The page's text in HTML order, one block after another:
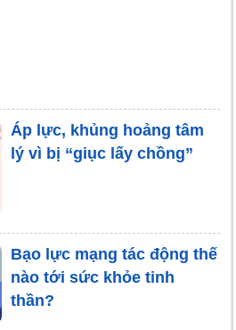
Áp lực, khủng hoảng tâm
lý vì bị “giục lấy chồng”
Bạo lực mạng tác động thế
nào tới sức khỏe tinh
thần?